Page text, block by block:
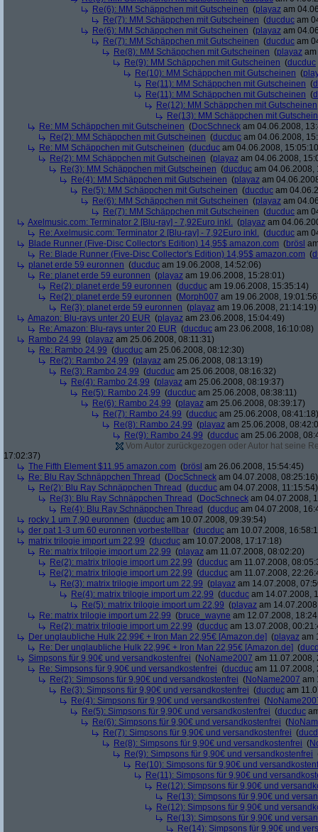
Re(6): MM Schäppchen mit Gutscheinen (playaz am
Re(7): MM Schäppchen mit Gutscheinen (ducduc am
Re(6): MM Schäppchen mit Gutscheinen (playaz am
Re(7): MM Schäppchen mit Gutscheinen (ducduc am
Re(8): MM Schäppchen mit Gutscheinen (playaz
Re(9): MM Schäppchen mit Gutscheinen (ducduc
Re(10): MM Schäppchen mit Gutscheinen (
Re(11): MM Schäppchen mit Gutscheinen (
Re(11): MM Schäppchen mit Gutscheinen (
Re(12): MM Schäppchen mit Gutscheinen
Re(13): MM Schäppchen mit
Re: MM Schäppchen mit Gutscheinen (DocSchneck am 04.06.2008,
Re(2): MM Schäppchen mit Gutscheinen (ducduc am 04.06.2008,
Re: MM Schäppchen mit Gutscheinen (ducduc am 04.06.2008,
Re(2): MM Schäppchen mit Gutscheinen (playaz am 04.06.2008,
Re(3): MM Schäppchen mit Gutscheinen (ducduc am 04.06.2008,
Re(4): MM Schäppchen mit Gutscheinen (playaz am
Re(5): MM Schäppchen mit Gutscheinen (ducduc am
Re(6): MM Schäppchen mit Gutscheinen (playaz am
Re(7): MM Schäppchen mit Gutscheinen (ducduc am
Axelmusic.com: Terminator 2 [Blu-ray] - 7,92Euro inkl. (playaz am
Re: Axelmusic.com: Terminator 2 [Blu-ray] - 7,92Euro inkl. (ducduc am
Blade Runner (Five-Disc Collector's Edition) 14,95$ amazon.com (brösl
Re: Blade Runner (Five-Disc Collector's Edition) 14,95$ amazon.com (
planet erde 59 euronnen (ducduc am 19.06.2008, 14:52:06)
Re: planet erde 59 euronnen (playaz am 19.06.2008, 15:28:01)
Re(2): planet erde 59 euronnen (ducduc am 19.06.2008, 15:35:14)
Re(2): planet erde 59 euronnen (Morph007 am 19.06.2008,
Re(3): planet erde 59 euronnen (playaz am 19.06.2008, 21:14:19)
Amazon: Blu-rays unter 20 EUR (playaz am 23.06.2008, 15:04:49)
Re: Amazon: Blu-rays unter 20 EUR (ducduc am 23.06.2008, 16:10:08)
Rambo 24,99 (playaz am 25.06.2008, 08:11:31)
Re: Rambo 24,99 (ducduc am 25.06.2008, 08:12:30)
Re(2): Rambo 24,99 (playaz am 25.06.2008, 08:13:19)
Re(3): Rambo 24,99 (ducduc am 25.06.2008, 08:16:32)
Re(4): Rambo 24,99 (playaz am 25.06.2008, 08:19:37)
Re(5): Rambo 24,99 (ducduc am 25.06.2008, 08:38:11)
Re(6): Rambo 24,99 (playaz am 25.06.2008, 08:39:17)
Re(7): Rambo 24,99 (ducduc am 25.06.2008, 08:41:18)
Re(8): Rambo 24,99 (playaz am 25.06.2008,
Re(9): Rambo 24,99 (ducduc am 25.06.2008,
Vom Autor zurückgezogen oder Autor hat seine
17:02:37)
The Fifth Element $11.95 amazon.com (brösl am 26.06.2008, 15:54:45)
Re: Blu Ray Schnäppchen Thread (DocSchneck am 04.07.2008, 08:25:16)
Re(2): Blu Ray Schnäppchen Thread (ducduc am 04.07.2008, 11:15:54)
Re(3): Blu Ray Schnäppchen Thread (DocSchneck am 04.07.2008,
Re(4): Blu Ray Schnäppchen Thread (ducduc am 04.07.2008,
rocky 1 um 7,90 euronnen (ducduc am 10.07.2008, 09:39:54)
der pat 1-3 um 60 euronnen vorbestellbar (ducduc am 10.07.2008,
matrix trilogie import um 22,99 (ducduc am 10.07.2008, 17:17:18)
Re: matrix trilogie import um 22,99 (playaz am 11.07.2008, 08:02:20)
Re(2): matrix trilogie import um 22,99 (ducduc am 11.07.2008,
Re(2): matrix trilogie import um 22,99 (ducduc am 11.07.2008,
Re(3): matrix trilogie import um 22,99 (playaz am 14.07.2008,
Re(4): matrix trilogie import um 22,99 (ducduc am 14.07.2008,
Re(5): matrix trilogie import um 22,99 (playaz am
Re: matrix trilogie import um 22,99 (bruce_wayne am 12.07.2008,
Re(2): matrix trilogie import um 22,99 (ducduc am 13.07.2008,
Der unglaubliche Hulk 22,99€ + Iron Man 22,95€ [Amazon.de] (playaz am
Re: Der unglaubliche Hulk 22,99€ + Iron Man 22,95€ [Amazon.de] (
Simpsons für 9,90€ und versandkostenfrei (NoName2007 am 11.07.2008,
Re: Simpsons für 9,90€ und versandkostenfrei (ducduc am 11.07.2008,
Re(2): Simpsons für 9,90€ und versandkostenfrei (NoName2007 am
Re(3): Simpsons für 9,90€ und versandkostenfrei (ducduc am
Re(4): Simpsons für 9,90€ und versandkostenfrei (
Re(5): Simpsons für 9,90€ und versandkostenfrei (ducduc
Re(6): Simpsons für 9,90€ und versandkostenfrei (
Re(7): Simpsons für 9,90€ und versandkostenfrei (
Re(8): Simpsons für 9,90€ und versandkostenfrei (
Re(9): Simpsons für 9,90€ und versandkostenfrei
Re(10): Simpsons für 9,90€ und
Re(11): Simpsons für 9,90€ und
Re(12): Simpsons für 9,90€ und
Re(13): Simpsons für 9,90€ und
Re(12): Simpsons für 9,90€ und
Re(13): Simpsons für 9,90€ und
Re(14): Simpsons für 9,90€ und